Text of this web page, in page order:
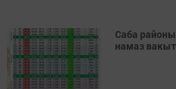
Саба
намаз